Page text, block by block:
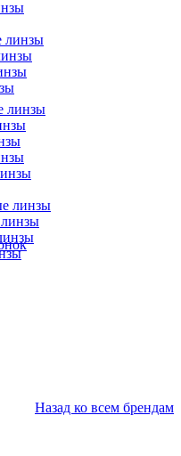
линзы
линзы
линзы
Назад ко всем брендам